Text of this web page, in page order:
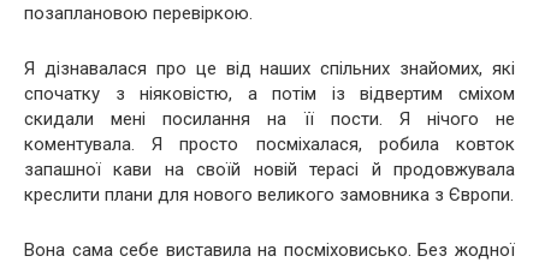
позаплановою перевіркою.
Я дізнавалася про це від наших спільних знайомих, які
спочатку з ніяковістю, а потім із відвертим сміхом
скидали мені посилання на її пости. Я нічого не
коментувала. Я просто посміхалася, робила ковток
запашної кави на своїй новій терасі й продовжувала
креслити плани для нового великого замовника з Європи.
Вона сама себе виставила на посміховисько. Без жодної